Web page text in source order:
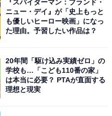
『スパイダーマン：ブランド・
ニュー・デイ』が「史上もっと
も優しいヒーロー映画」になっ
た理由。予習したい作品は？
20年間「駆け込み実績ゼロ」の
学校も…「こども110番の家」
は本当に必要？ PTAが直面する
理想と現実